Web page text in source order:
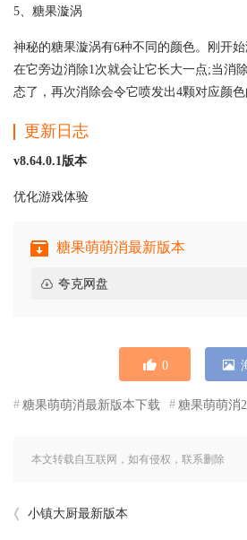
5、糖果漩涡
神秘的糖果漩涡有6种不同的颜色。刚开
在它旁边消除1次就会让它长大一点;当消
态了，再次消除会令它喷发出4颗对应颜色
更新日志
v8.64.0.1版本
优化游戏体验
糖果萌萌消最新版本
夸克网盘
0
糖果萌萌消最新版本下载 糖果萌萌消
本文转载自互联网，如有侵权，联系删除
小镇大厨最新版本